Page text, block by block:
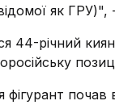
як ГРУ)",
44-річний
фігурант